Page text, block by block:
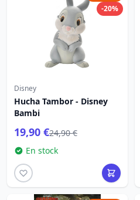
-20%
Disney
Hucha Tambor - Disney
Bambi
19,90 €24,90 €
En stock